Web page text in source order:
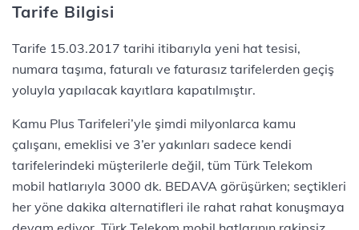
Tarife Bilgisi
Tarife 15.03.2017 tarihi itibarıyla yeni hat tesisi,
numara taşıma, faturalı ve faturasız tarifelerden geçiş
yoluyla yapılacak kayıtlara kapatılmıştır.
Kamu Plus Tarifeleri’yle şimdi milyonlarca kamu
çalışanı, emeklisi ve 3’er yakınları sadece kendi
tarifelerindeki müşterilerle değil, tüm Türk Telekom
mobil hatlarıyla 3000 dk. BEDAVA görüşürken; seçtikleri
her yöne dakika alternatifleri ile rahat rahat konuşmaya